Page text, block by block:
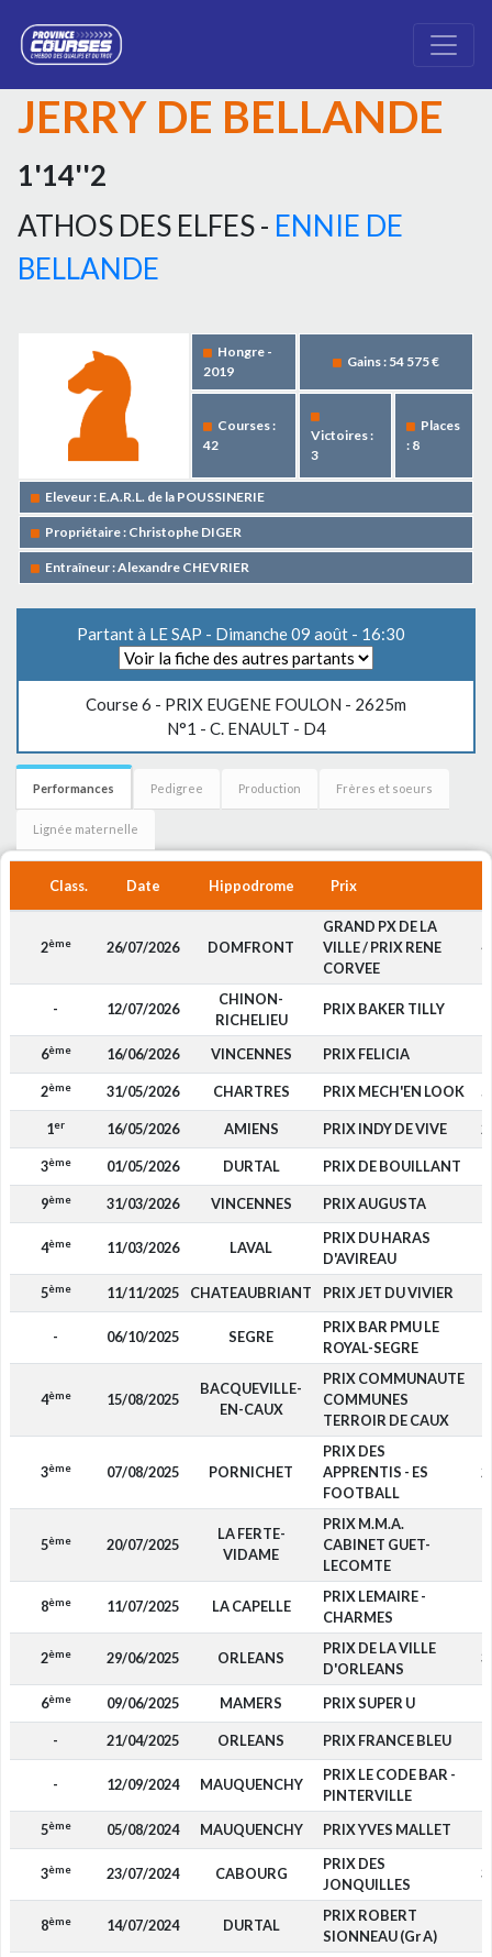
JERRY DE BELLANDE
1'14''2
ATHOS DES ELFES - ENNIE DE
BELLANDE
Hongre -
2019
Gains : 54 575 €
Courses :
42
Victoires :
3
Places
: 8
Eleveur : E.A.R.L. de la POUSSINERIE
Propriétaire : Christophe DIGER
Entraîneur : Alexandre CHEVRIER
Partant à LE SAP - Dimanche 09 août - 16:30
Course 6 - PRIX EUGENE FOULON - 2625m
N°1 - C. ENAULT - D4
Performances Pedigree Production Frères et soeurs
Lignée maternelle
Class. Date Hippodrome Prix
2ème 26/07/2026 DOMFRONT
GRAND PX DE LA
VILLE / PRIX RENE
CORVEE
4
- 12/07/2026
CHINON-
RICHELIEU
PRIX BAKER TILLY
6ème 16/06/2026 VINCENNES PRIX FELICIA
2ème 31/05/2026 CHARTRES PRIX MECH'EN LOOK 5
1er 16/05/2026 AMIENS PRIX INDY DE VIVE 2
3ème 01/05/2026 DURTAL PRIX DE BOUILLANT
9ème 31/03/2026 VINCENNES PRIX AUGUSTA
4ème 11/03/2026 LAVAL
PRIX DU HARAS
D'AVIREAU
5ème 11/11/2025 CHATEAUBRIANT PRIX JET DU VIVIER
- 06/10/2025 SEGRE
PRIX BAR PMU LE
ROYAL-SEGRE
4ème 15/08/2025
BACQUEVILLE-
EN-CAUX
PRIX COMMUNAUTE
COMMUNES
TERROIR DE CAUX
3ème 07/08/2025 PORNICHET
PRIX DES
APPRENTIS - ES
FOOTBALL
2
5ème 20/07/2025
LA FERTE-
VIDAME
PRIX M.M.A.
CABINET GUET-
LECOMTE
8ème 11/07/2025 LA CAPELLE
PRIX LEMAIRE -
CHARMES
2ème 29/06/2025 ORLEANS
PRIX DE LA VILLE
D'ORLEANS
3
6ème 09/06/2025 MAMERS PRIX SUPER U
- 21/04/2025 ORLEANS PRIX FRANCE BLEU
- 12/09/2024 MAUQUENCHY
PRIX LE CODE BAR -
PINTERVILLE
5ème 05/08/2024 MAUQUENCHY PRIX YVES MALLET
3ème 23/07/2024 CABOURG
PRIX DES
JONQUILLES
3
8ème 14/07/2024 DURTAL
PRIX ROBERT
SIONNEAU (Gr A)